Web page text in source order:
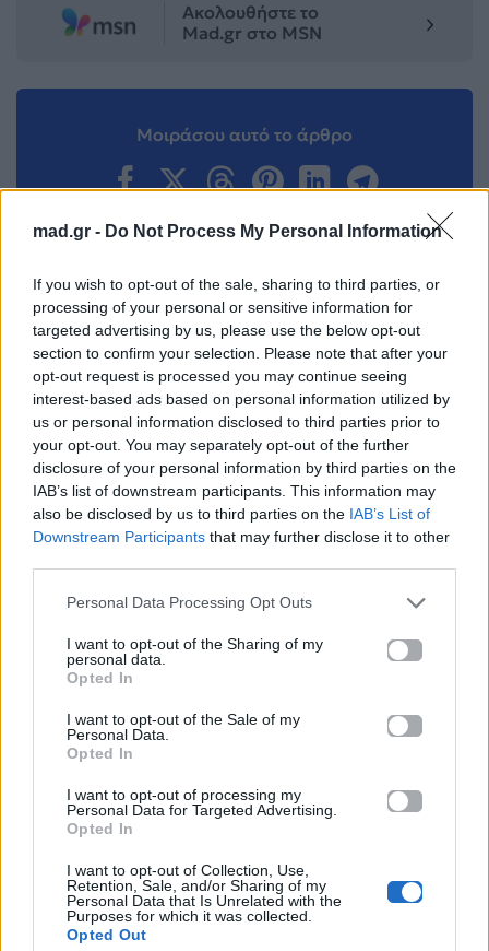
mad.gr - Do Not Process My Personal Information
If you wish to opt-out of the sale, sharing to third parties, or
processing of your personal or sensitive information for
targeted advertising by us, please use the below opt-out
section to confirm your selection. Please note that after your
opt-out request is processed you may continue seeing
interest-based ads based on personal information utilized by
us or personal information disclosed to third parties prior to
your opt-out. You may separately opt-out of the further
disclosure of your personal information by third parties on the
IAB’s list of downstream participants. This information may
also be disclosed by us to third parties on the IAB’s List of
Downstream Participants that may further disclose it to other
Personal Data Processing Opt Outs
I want to opt-out of the Sharing of my
personal data.
Opted In
I want to opt-out of the Sale of my
Personal Data.
Opted In
I want to opt-out of processing my
Personal Data for Targeted Advertising.
Opted In
I want to opt-out of Collection, Use,
Retention, Sale, and/or Sharing of my
Personal Data that Is Unrelated with the
Purposes for which it was collected.
Opted Out
Ακολουθήστε το
Mad.gr στο MSN
Μοιράσου αυτό το άρθρο
Προηγούμενο
Millie Bobby
Brown: Το όνειρο
της μητρότητας και
η επιθυμία για δική
της εγκυμοσύνη
15.06.2026
Επόμενο
David Beckham:
Απέκτησε το δικό
του αστέρι στο
Hollywood Walk of
Fame.
15.06.2026
Ελλήνων
Καλλιτεχνών
δισκογραφία, πορεία
και σημαντικές στιγμές